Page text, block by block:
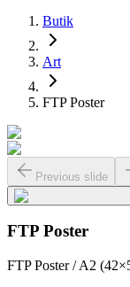
Butik
Art
FTP Poster
Previous slide
FTP Poster
FTP Poster / A2